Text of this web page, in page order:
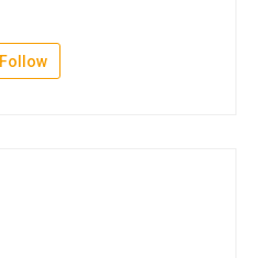
Follow